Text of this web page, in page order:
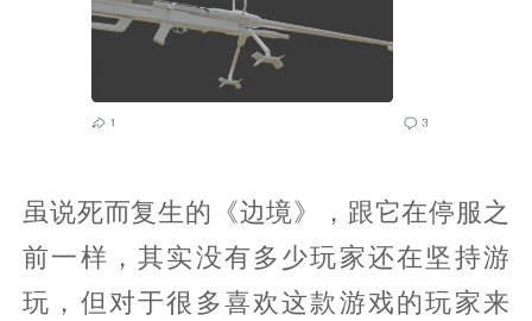
虽说死而复生的《边境》，跟它在停服之
前一样，其实没有多少玩家还在坚持游
玩，但对于很多喜欢这款游戏的玩家来